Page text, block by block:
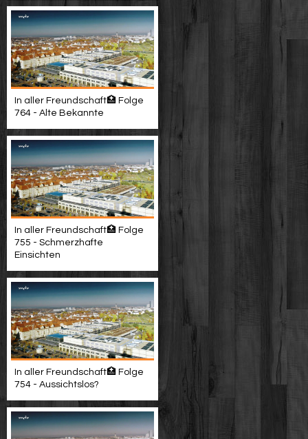
In aller Freundschaft🏥 Folge
764 - Alte Bekannte
In aller Freundschaft🏥 Folge
755 - Schmerzhafte
Einsichten
In aller Freundschaft🏥 Folge
754 - Aussichtslos?